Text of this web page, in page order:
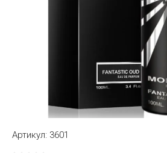
Артикул: 3601